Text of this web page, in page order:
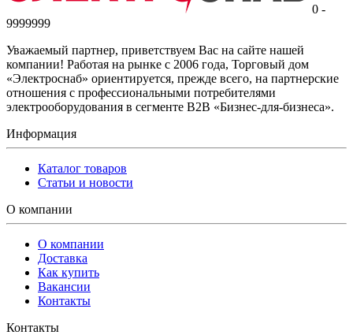
0 -
9999999
Уважаемый партнер, приветствуем Вас на сайте нашей
компании! Работая на рынке с 2006 года, Торговый дом
«Электроснаб» ориентируется, прежде всего, на партнерские
отношения с профессиональными потребителями
электрооборудования в сегменте B2B «Бизнес-для-бизнеса».
Информация
Каталог товаров
Статьи и новости
О компании
О компании
Доставка
Как купить
Вакансии
Контакты
Контакты